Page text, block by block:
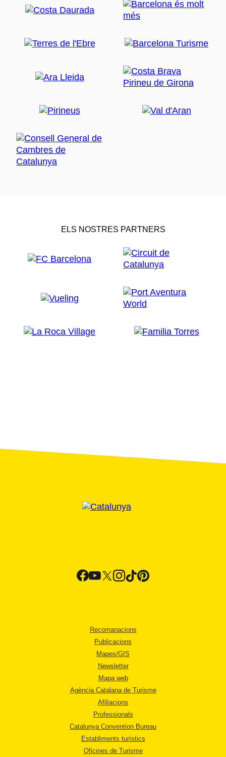
ELS NOSTRES PARTNERS
Recomanacions
Publicacions
Mapes/GIS
Newsletter
Mapa web
Agència Catalana de Turisme
Afiliacions
Professionals
Catalunya Convention Bureau
Establiments turístics
Oficines de Turisme